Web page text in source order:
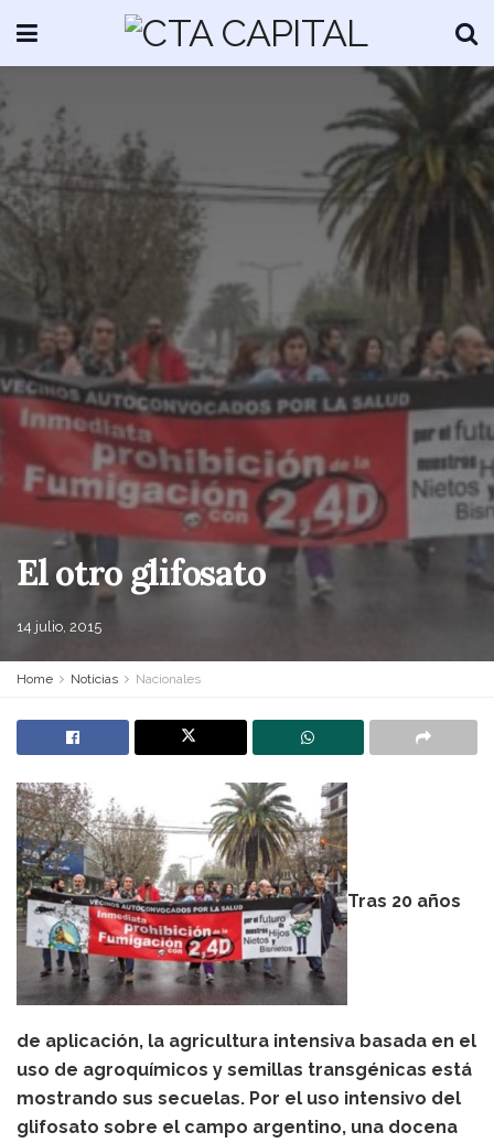
El otro glifosato
14 julio, 2015
Home Noticias Nacionales
Tras 20 años
de aplicación, la agricultura intensiva basada en el
uso de agroquímicos y semillas transgénicas está
mostrando sus secuelas. Por el uso intensivo del
glifosato sobre el campo argentino, una docena